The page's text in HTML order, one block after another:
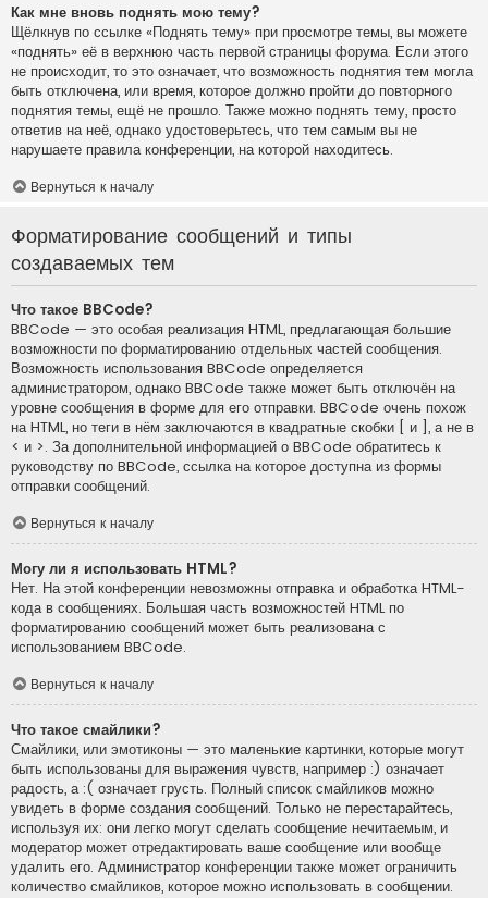
Как мне вновь поднять мою тему?
Щёлкнув по ссылке «Поднять тему» при просмотре темы, вы можете
«поднять» её в верхнюю часть первой страницы форума. Если этого
не происходит, то это означает, что возможность поднятия тем могла
быть отключена, или время, которое должно пройти до повторного
поднятия темы, ещё не прошло. Также можно поднять тему, просто
ответив на неё, однако удостоверьтесь, что тем самым вы не
нарушаете правила конференции, на которой находитесь.
Вернуться к началу
Форматирование сообщений и типы
создаваемых тем
Что такое BBCode?
BBCode — это особая реализация HTML, предлагающая большие
возможности по форматированию отдельных частей сообщения.
Возможность использования BBCode определяется
администратором, однако BBCode также может быть отключён на
уровне сообщения в форме для его отправки. BBCode очень похож
на HTML, но теги в нём заключаются в квадратные скобки [ и ], а не в
< и >. За дополнительной информацией о BBCode обратитесь к
руководству по BBCode, ссылка на которое доступна из формы
отправки сообщений.
Вернуться к началу
Могу ли я использовать HTML?
Нет. На этой конференции невозможны отправка и обработка HTML-
кода в сообщениях. Большая часть возможностей HTML по
форматированию сообщений может быть реализована с
использованием BBCode.
Вернуться к началу
Что такое смайлики?
Смайлики, или эмотиконы — это маленькие картинки, которые могут
быть использованы для выражения чувств, например :) означает
радость, а :( означает грусть. Полный список смайликов можно
увидеть в форме создания сообщений. Только не перестарайтесь,
используя их: они легко могут сделать сообщение нечитаемым, и
модератор может отредактировать ваше сообщение или вообще
удалить его. Администратор конференции также может ограничить
количество смайликов, которое можно использовать в сообщении.